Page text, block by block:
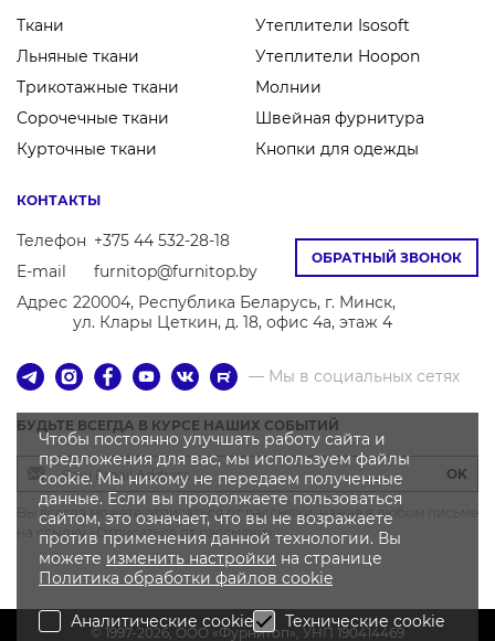
Ткани
Льняные ткани
Трикотажные ткани
Сорочечные ткани
Курточные ткани
Утеплители Isosoft
Утеплители Hoopon
Молнии
Швейная фурнитура
Кнопки для одежды
ОБРАТНЫЙ ЗВОНОК
КОНТАКТЫ
Телефон +375 44 532-28-18
E-mail
furnitop@furnitop.by
Адрес 220004, Республика Беларусь, г. Минск,
ул. Клары Цеткин, д. 18, офис 4а, этаж 4
— Мы в социальных сетях
БУДЬТЕ ВСЕГДА В КУРСЕ НАШИХ СОБЫТИЙ
OK
Вы всегда можете отписаться от рассылки, нажав в любом письме
на ссылку «Отписаться от рассылки»
© 1997-2026, OOO «Фурнитоп», УНП 190414469
Чтобы постоянно улучшать работу сайта и
предложения для вас, мы используем файлы
cookie. Мы никому не передаем полученные
данные. Если вы продолжаете пользоваться
сайтом, это означает, что вы не возражаете
против применения данной технологии. Вы
можете изменить настройки на странице
Политика обработки файлов cookie
Аналитические cookie Технические cookie